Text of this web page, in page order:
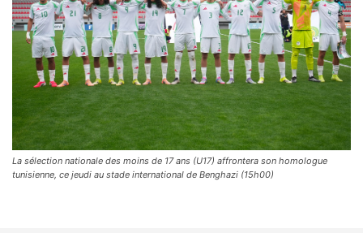
La sélection nationale des moins de 17 ans (U17) affrontera son homologue
tunisienne, ce jeudi au stade international de Benghazi (15h00)